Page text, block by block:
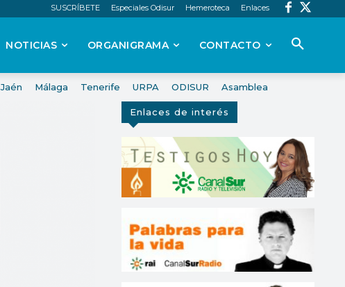
SUSCRÍBETE Especiales Odisur Hemeroteca Enlaces
NOTICIAS ORGANIGRAMA CONTACTO
Jaén Málaga Tenerife URPA ODISUR Asamblea
Enlaces de interés